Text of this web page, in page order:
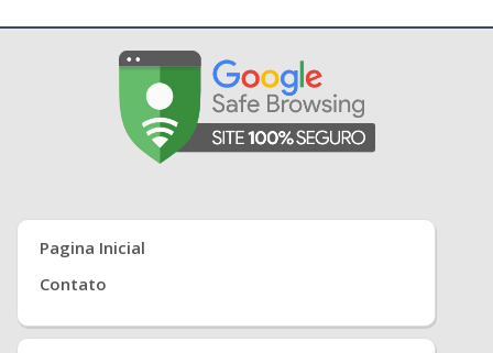
Pagina Inicial
Contato